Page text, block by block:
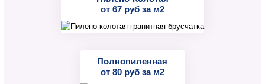
от 67 руб за м2
Полнопиленная
от 80 руб за м2